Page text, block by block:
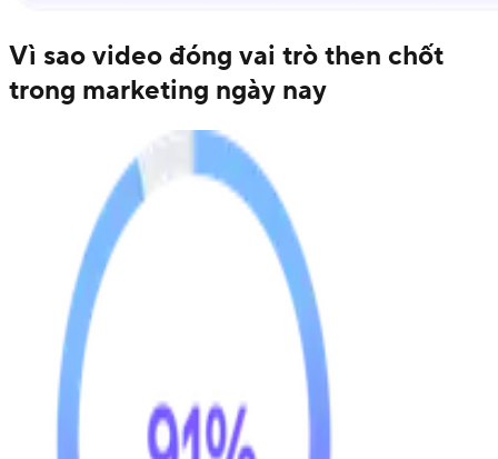
Vì sao video đóng vai trò then chốt
trong marketing ngày nay